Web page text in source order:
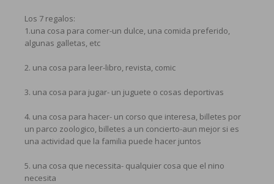
Los 7 regalos:
1.una cosa para comer-un dulce, una comida preferido,
algunas galletas, etc
2. una cosa para leer-libro, revista, comic
3. una cosa para jugar- un juguete o cosas deportivas
4. una cosa para hacer- un corso que interesa, billetes por
un parco zoologico, billetes a un concierto-aun mejor si es
una actividad que la familia puede hacer juntos
5. una cosa que necessita- qualquier cosa que el nino
necesita